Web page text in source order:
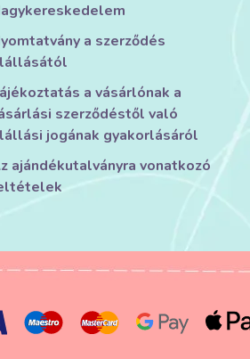
a szerződés
a vásárlónak a
szerződéstől való
jogának gyakorlásáról
ajándékutalványra vonatkozó